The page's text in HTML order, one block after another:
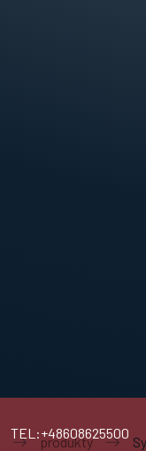
TEL:+48608625500
produkty